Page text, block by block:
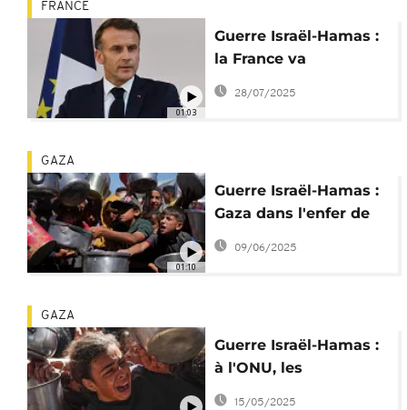
01:03
FRANCE
Guerre Israël-Hamas :
la France va
reconnaître l’État de
Palestine en
28/07/2025
01:10
GAZA
Guerre Israël-Hamas :
Gaza dans l'enfer de
l'insécurité
alimentaire
09/06/2025
GAZA
Guerre Israël-Hamas :
à l'ONU, les
Palestiniens
15/05/2025